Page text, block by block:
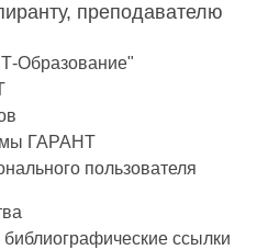
преподавателю
Образование"
ГАРАНТ
пользователя
ссылки